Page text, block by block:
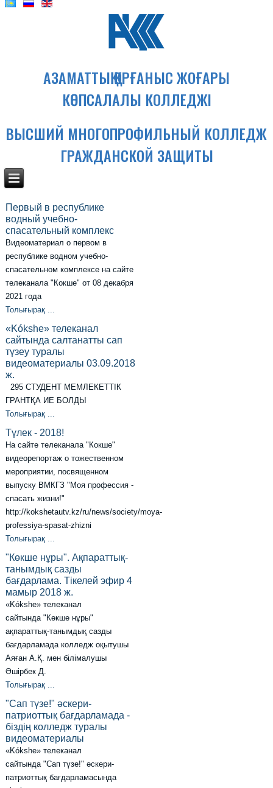
АЗАМАТТЫҚ ҚОРҒАНЫС ЖОҒАРЫ
КӨПСАЛАЛЫ КОЛЛЕДЖІ
ВЫСШИЙ МНОГОПРОФИЛЬНЫЙ КОЛЛЕДЖ
ГРАЖДАНСКОЙ ЗАЩИТЫ
Первый в республике
водный учебно-
спасательный комплекс
Видеоматериал о первом в
республике водном учебно-
спасательном комплексе на сайте
телеканала "Кокше" от 08 декабря
2021 года
Толығырақ ...
«Kókshe» телеканал
сайтында салтанатты сап
түзеу туралы
видеоматериалы 03.09.2018
ж.
295 СТУДЕНТ МЕМЛЕКЕТТІК
ГРАНТҚА ИЕ БОЛДЫ
Толығырақ ...
Түлек - 2018!
На сайте телеканала "Кокше"
видеорепортаж о тожественном
мероприятии, посвященном
выпуску ВМКГЗ "Моя профессия -
спасать жизни!"
http://kokshetautv.kz/ru/news/society/moya-
professiya-spasat-zhizni
Толығырақ ...
"Көкше нұры". Ақпараттық-
танымдық сазды
бағдарлама. Тікелей эфир 4
мамыр 2018 ж.
«Kókshe» телеканал
сайтында "Көкше нұры"
ақпараттық-танымдық сазды
бағдарламада колледж оқытушы
Аяған А.Қ. мен білімалушы
Әшірбек Д.
Толығырақ ...
"Сап түзе!" әскери-
патриоттық бағдарламада -
біздің колледж туралы
видеоматериалы
«Kókshe» телеканал
сайтында "Сап түзе!" әскери-
патриоттық бағдарламасында